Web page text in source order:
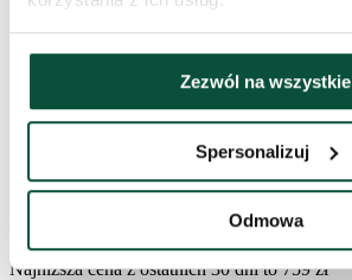
Zezwól na wszystkie
Spersonalizuj
Odmowa
Stojak (w zestawie) metalowy
120x37x32
Najniższa cena z ostatnich 30 dni to759zł